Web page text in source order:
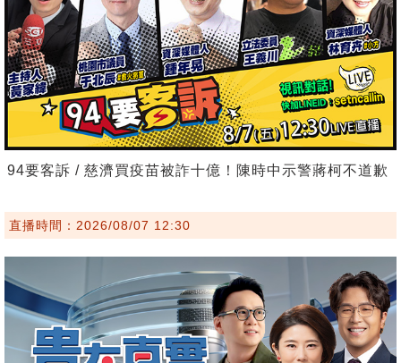
94要客訴 / 慈濟買疫苗被詐十億！陳時中示警蔣柯不道歉
直播時間：2026/08/07 12:30